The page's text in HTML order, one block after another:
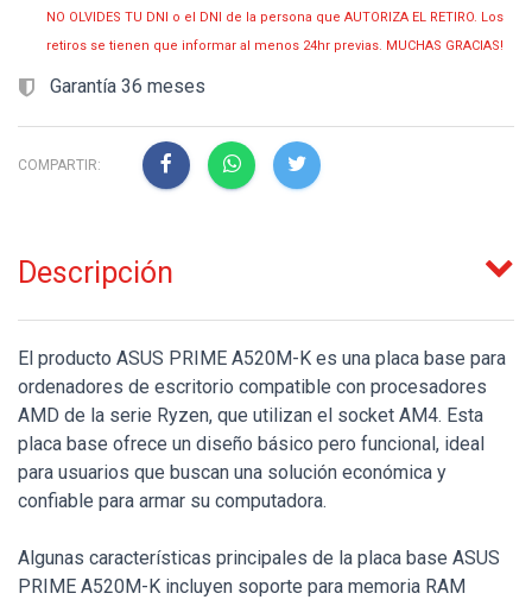
NO OLVIDES TU DNI o el DNI de la persona que AUTORIZA EL RETIRO. Los
retiros se tienen que informar al menos 24hr previas. MUCHAS GRACIAS!
Garantía 36 meses
COMPARTIR:
Descripción
El producto ASUS PRIME A520M-K es una placa base para
ordenadores de escritorio compatible con procesadores
AMD de la serie Ryzen, que utilizan el socket AM4. Esta
placa base ofrece un diseño básico pero funcional, ideal
para usuarios que buscan una solución económica y
confiable para armar su computadora.
Algunas características principales de la placa base ASUS
PRIME A520M-K incluyen soporte para memoria RAM